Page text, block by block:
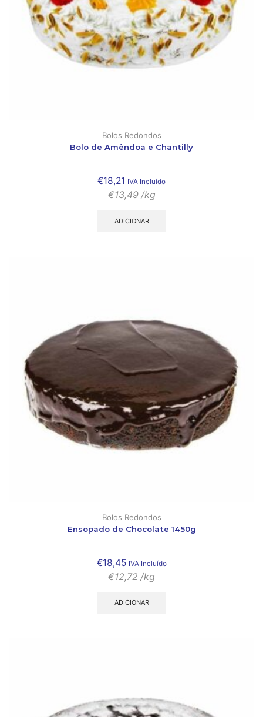
Bolos Redondos
Bolo de Amêndoa e Chantilly
€18,21 IVA Incluído
€13,49 /kg
ADICIONAR
Bolos Redondos
Ensopado de Chocolate 1450g
€18,45 IVA Incluído
€12,72 /kg
ADICIONAR